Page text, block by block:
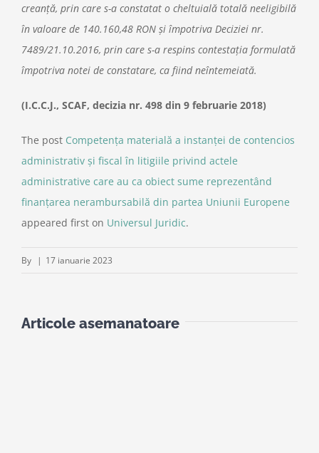
creanţă, prin care s-a constatat o cheltuială totală neeligibilă
în valoare de 140.160,48 RON şi împotriva Deciziei nr.
7489/21.10.2016, prin care s-a respins contestaţia formulată
împotriva notei de constatare, ca fiind neîntemeiată.
(I.C.C.J., SCAF, decizia nr. 498 din 9 februarie 2018)
The post Competenţa materială a instanţei de contencios
administrativ şi fiscal în litigiile privind actele
administrative care au ca obiect sume reprezentând
finanţarea nerambursabilă din partea Uniunii Europene
appeared first on Universul Juridic.
By | 17 ianuarie 2023
Articole asemanatoare